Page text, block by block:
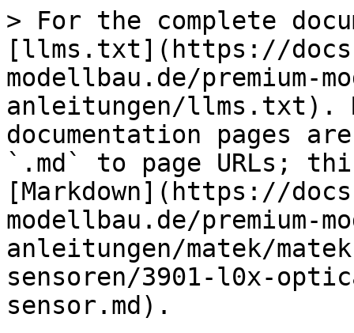
> For the complete
[llms.txt](https://
modellbau.de/premium-
anleitungen/llms.txt).
documentation pages
`.md` to page URLs;
[Markdown](https://
modellbau.de/premium-
anleitungen/matek/
sensoren/3901-l0x-
sensor.md).